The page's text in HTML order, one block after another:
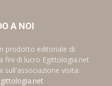
A NOI
prodotto editoriale di:
fini di lucro Egittologia.net
sull'associazione visita: